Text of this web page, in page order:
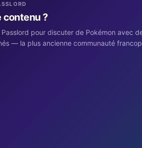
contenu ?
Passlord pour discuter de Pokémon avec
— la plus ancienne communauté